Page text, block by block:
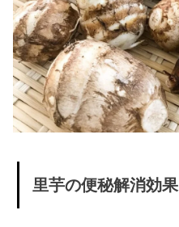
里芋の便秘解消効果